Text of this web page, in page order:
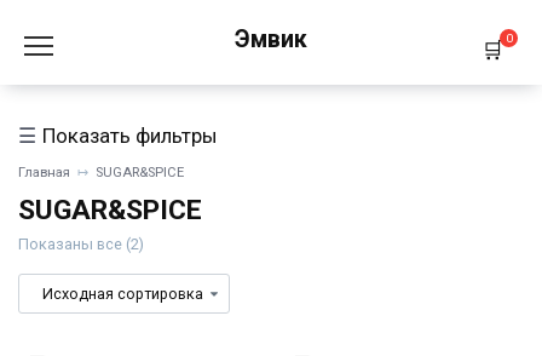
содержанию
Эмвик 0
Главная SUGAR&SPICE
SUGAR&SPICE
Показаны все (2)
Показать фильтры